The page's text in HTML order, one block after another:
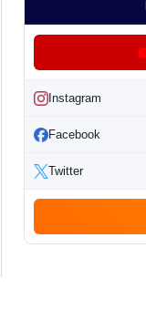
Instagram
Facebook
Twitter